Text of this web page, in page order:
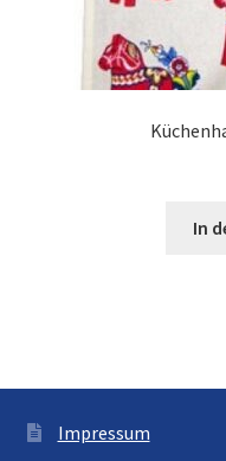
In
Impressum